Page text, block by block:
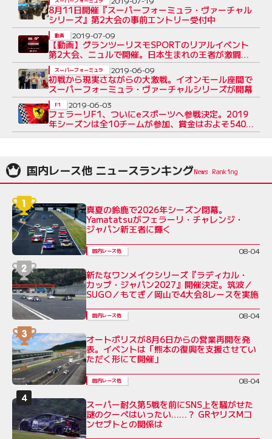
8月11日開催『スーパーフォーミュラ・ヴァーチャル
シリーズ』第2大会の事前エントリー受付中
【動画】グランツーリスモSPORTのリアルイベント
第2大会、ニュルで開催。日本生まれの王者が激闘制
す
動画 2019-07-09
初戦から現実さながらの大激戦。イオンモール座間で
スーパーフォーミュラ・ヴァーチャルシリーズが開幕
スーパーフォーミュラ 2019-06-09
フェラーリF1、ついにeスポーツへ参戦決定。2019
年シーズンは全10チームが参加、賞金はおよそ5400
万円に
F1 2019-06-03
国内レース他 ニュースランキング
真夏の鈴鹿で2026年シーズン閉幕。
Yamatatsuがフェラーリ・チャレンジ・
ジャパン新王者に輝く
国内レース他 08-04
新たなワンメイクシリーズ『ラディカル・
カップ・ジャパン2027』開催決定。筑波／
SUGO／もてぎ／岡山で4大会8レースを実施
国内レース他 08-04
オートポリスが8月6日からの営業再開を発
表。イベントは「熊本の復興を支援させてい
ただく形にて開催」
国内レース他 08-04
スーパー耐久第5戦を前にSNS上を騒がせた
謎のクーペはいったい……？ GRヤリスMコ
ンセプトとの関係は